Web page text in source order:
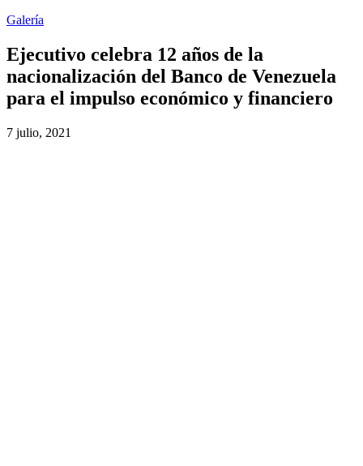
Galería
Ejecutivo celebra 12 años de la
nacionalización del Banco de Venezuela
para el impulso económico y financiero
7 julio, 2021